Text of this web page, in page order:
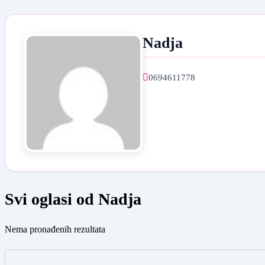
Nadja
0694611778
Svi oglasi od Nadja
Nema pronađenih rezultata